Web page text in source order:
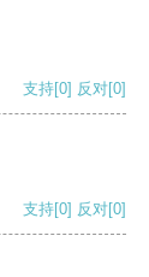
支持[0] 反对[0]
支持[0] 反对[0]